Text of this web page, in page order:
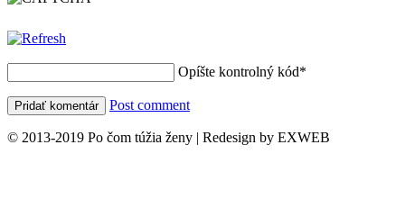
Opíšte kontrolný kód*
Post comment
© 2013-2019 Po čom túžia ženy | Redesign by EXWEB